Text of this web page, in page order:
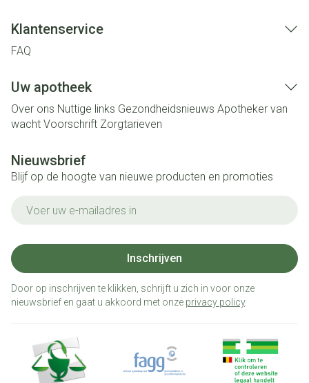
Klantenservice
FAQ
Uw apotheek
Over ons Nuttige links Gezondheidsnieuws Apotheker van
wacht Voorschrift Zorgtarieven
Nieuwsbrief
Blijf op de hoogte van nieuwe producten en promoties
Inschrijven
Door op inschrijven te klikken, schrijft u zich in voor onze
nieuwsbrief en gaat u akkoord met onze privacy policy.